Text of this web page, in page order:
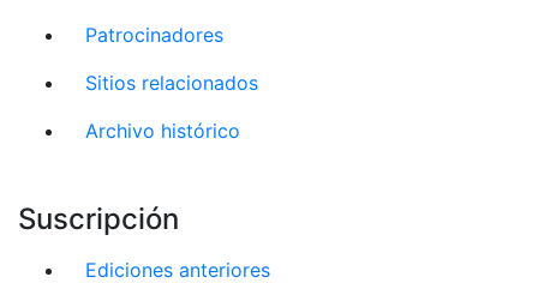
Patrocinadores
Sitios relacionados
Archivo histórico
Suscripción
Ediciones anteriores